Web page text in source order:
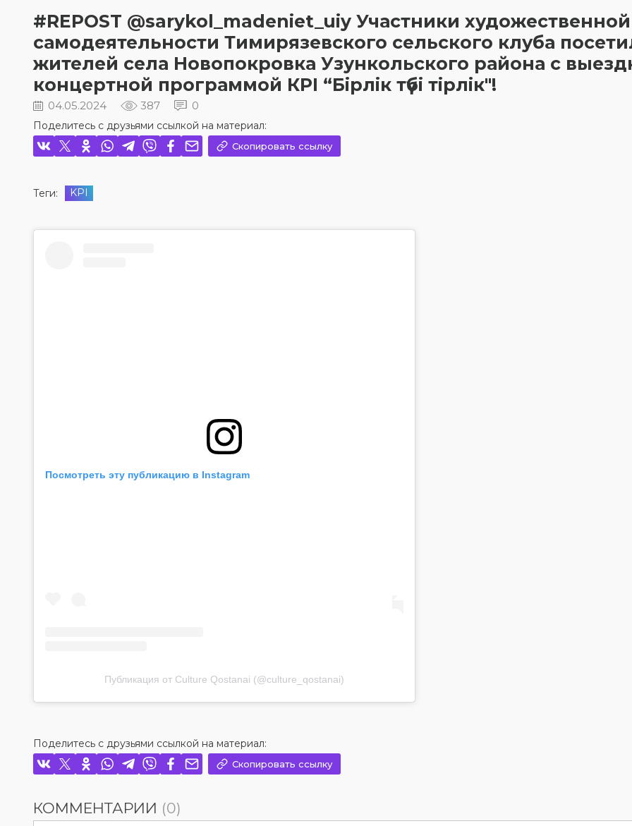
#REPOST @sarykol_madeniet_uiy Участники художественной
самодеятельности Тимирязевского сельского клуба
жителей села Новопокровка Узункольского района с
концертной программой КРІ “Бірлік түбі тірлік"!
04.05.2024 387 0
Поделитесь с друзьями ссылкой на материал:
Скопировать ссылку
Теги: KРI
Посмотреть эту публикацию в Instagram
Публикация от Culture Qostanai (@culture_qostanai)
Поделитесь с друзьями ссылкой на материал:
Скопировать ссылку
КОММЕНТАРИИ (0)